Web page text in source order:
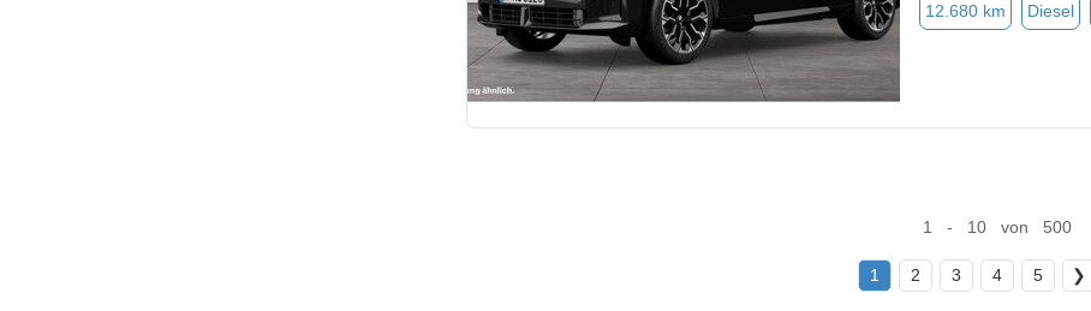
12.680 km Diesel
1 - 10 von 500
1 2 3 4 5 ❯